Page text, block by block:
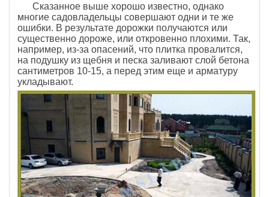
Сказанное выше хорошо известно, однако
многие садовладельцы совершают одни и те же
ошибки. В результате дорожки получаются или
существенно дороже, или откровенно плохими. Так,
например, из-за опасений, что плитка провалится,
на подушку из щебня и песка заливают слой бетона
сантиметров 10-15, а перед этим еще и арматуру
укладывают.